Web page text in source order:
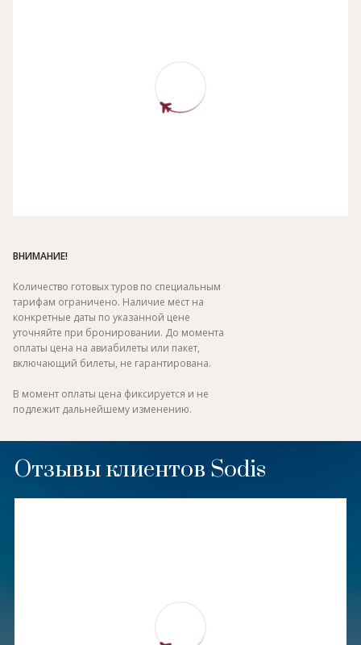
ВНИМАНИЕ!
Количество готовых туров по специальным
тарифам ограничено. Наличие мест на
конкретные даты по указанной цене
уточняйте при бронировании. До момента
оплаты цена на авиабилеты или пакет,
включающий билеты, не гарантирована.
В момент оплаты цена фиксируется и не
подлежит дальнейшему изменению.
Отзывы клиентов Sodis